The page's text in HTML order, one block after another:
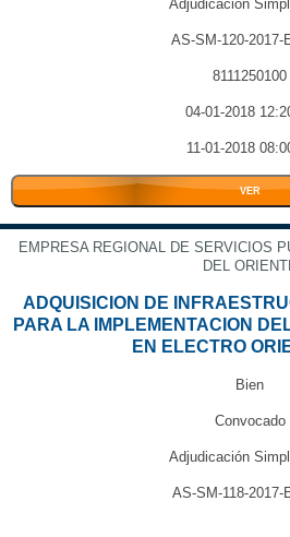
Adjudicación
AS-SM-120-2017-
8111250100
04-01-2018
11-01-2018
VER
EMPRESA REGIONAL DE SERVICIOS
DEL
ADQUISICION DE
PARA LA IMPLEMENTACION
EN ELECTRO
Bien
Convocado
Adjudicación
AS-SM-118-2017-